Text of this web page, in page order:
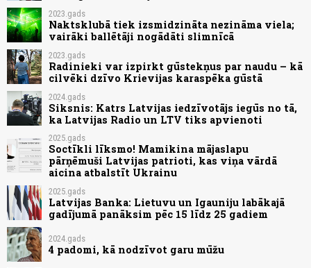
2023.gads
Naktsklubā tiek izsmidzināta nezināma viela;
vairāki ballētāji nogādāti slimnīcā
2023.gads
Radinieki var izpirkt gūstekņus par naudu – kā
cilvēki dzīvo Krievijas karaspēka gūstā
2024.gads
Siksnis: Katrs Latvijas iedzīvotājs iegūs no tā,
ka Latvijas Radio un LTV tiks apvienoti
2025.gads
Soctīkli līksmo! Mamikina mājaslapu
pārņēmuši Latvijas patrioti, kas viņa vārdā
aicina atbalstīt Ukrainu
2025.gads
Latvijas Banka: Lietuvu un Igauniju labākajā
gadījumā panāksim pēc 15 līdz 25 gadiem
2024.gads
4 padomi, kā nodzīvot garu mūžu